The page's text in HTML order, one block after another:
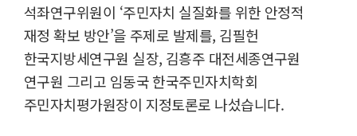
석좌연구위원이 ‘주민자치 실질화를 위한 안정적
재정 확보 방안’을 주제로 발제를, 김필헌
한국지방세연구원 실장, 김흥주 대전세종연구원
연구원 그리고 임동국 한국주민자치학회
주민자치평가원장이 지정토론로 나섰습니다.